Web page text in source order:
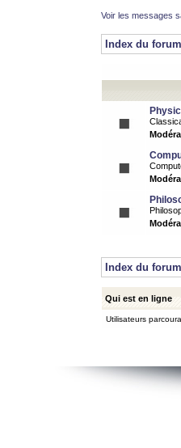
Voir les messages
Index du forum
Index du forum
Qui est en ligne
Utilisateurs